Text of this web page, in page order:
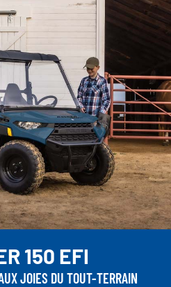
150 EFI
JOIES DU TOUT-TERRAIN